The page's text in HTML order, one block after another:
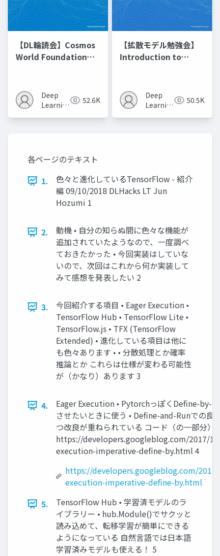
【DL輪読会】Cosmos
World Foundation
Deep
Learning
52.6K
【拡散モデル勉強会】
Introduction to
Deep
Learning
50.5K
各ページのテキスト
1.
色々と進化しているTensorFlow - 紹介
編 09/10/2018 DLHacks LT Jun
Hozumi 1
2.
動機 • 自分の知らぬ間に色々な機能が
追加されていたようなので、一度調べ
ておきたかった • 今回実装はしていな
いので、次回はこれから何か実装して
みて感想を発表したい 2
3.
今回紹介する項目 • Eager Execution •
TensorFlow Hub • TensorFlow Lite •
TensorFlow.js • TFX (TensorFlow
Extended) • 進化している項目は他に
も色々あります • • 分散処理とか確率
推論とか これらは仕様が変わる可能性
が（かなり）あります 3
4.
Eager Execution • PytorchっぽくDefine-by-
させたいときに使う • Define-and-Runでの良
つ改良が重ねられている コード（の一部分）
https://developers.googleblog.com/2017/
execution-imperative-define-by.html 4
https://developers.googleblog.com/2017/
execution-imperative-define-by.html
5.
TensorFlow Hub • 学習済モデルのラ
イブラリー • hub.Module()でサクッと
読み込めて、転移学習が簡単にできる
ようになっている 自然言語では日本語
学習済みモデルも使える！ 5